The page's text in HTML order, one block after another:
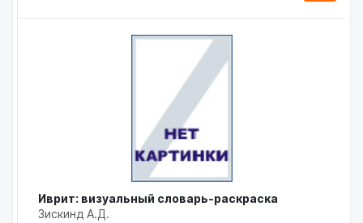
Иврит: визуальный словарь-раскраска
Зискинд А.Д.